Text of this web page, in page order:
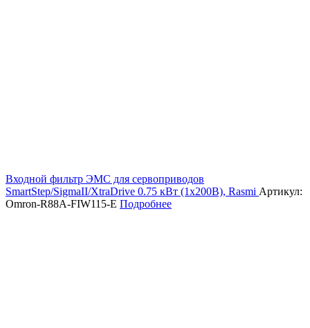
Входной фильтр ЭМС для сервоприводов
SmartStep/SigmaII/XtraDrive 0.75 кВт (1х200В), Rasmi Артикул:
Omron-R88A-FIW115-E Подробнее